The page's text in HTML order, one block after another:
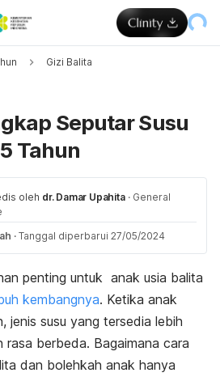
Gizi Balita
Seputar Susu
Tahun
oleh dr. Damar Upahita · General
· Tanggal diperbarui 27/05/2024
penting untuk anak usia balita
kembangnya. Ketika anak
jenis susu yang tersedia lebih
rasa berbeda. Bagaimana cara
dan bolehkah anak hanya